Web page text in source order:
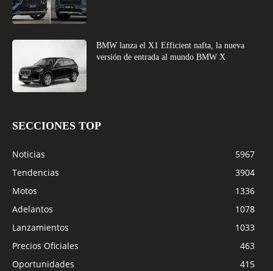
BMW lanza el X1 Efficient nafta, la nueva
versión de entrada al mundo BMW X
SECCIONES TOP
Noticias
5967
Tendencias
3904
Motos
1336
Adelantos
1078
Lanzamientos
1033
Precios Oficiales
463
Oportunidades
415